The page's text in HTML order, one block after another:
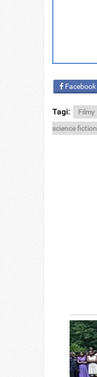
Facebook
Tagi: Filmy
science fiction